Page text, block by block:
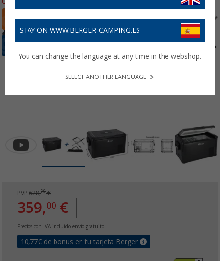
PVP 628,99€
359,00 €
Precios con IVA incluido envío gratuito
10,77€ de bonus en tu tarjeta Berger
STAY ON WWW.BERGER-CAMPING.ES
You can change the language at any time in the webshop.
SELECT ANOTHER LANGUAGE